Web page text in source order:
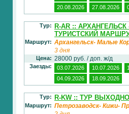
20.08.2026
27.08.2026
Тур:
R-AR ::
ТУРИСТСКИЙ
Маршрут: Архангельск- Малые
3 дня
Цена: 28000 руб. / доп. ж/д
Заезды: 03.07.2026 10.07.2026
04.09.2026
18.09.2026
Тур: R-KW :: ТУР
Маршрут: Петрозаводск- Кижи-